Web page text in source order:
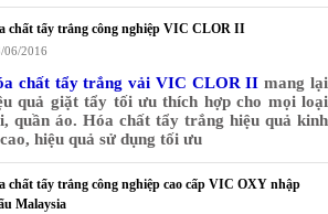
chất tẩy trắng công nghiệp VIC CLOR II
06/2016
chất tẩy trắng vải VIC CLOR II mang lại
quả giặt tẩy tối ưu thích hợp cho mọi loại
quần áo. Hóa chất tẩy trắng hiệu quả kinh
hiệu quả sử dụng tối ưu
chất tẩy trắng công nghiệp cao cấp VIC OXY nhập
Malaysia